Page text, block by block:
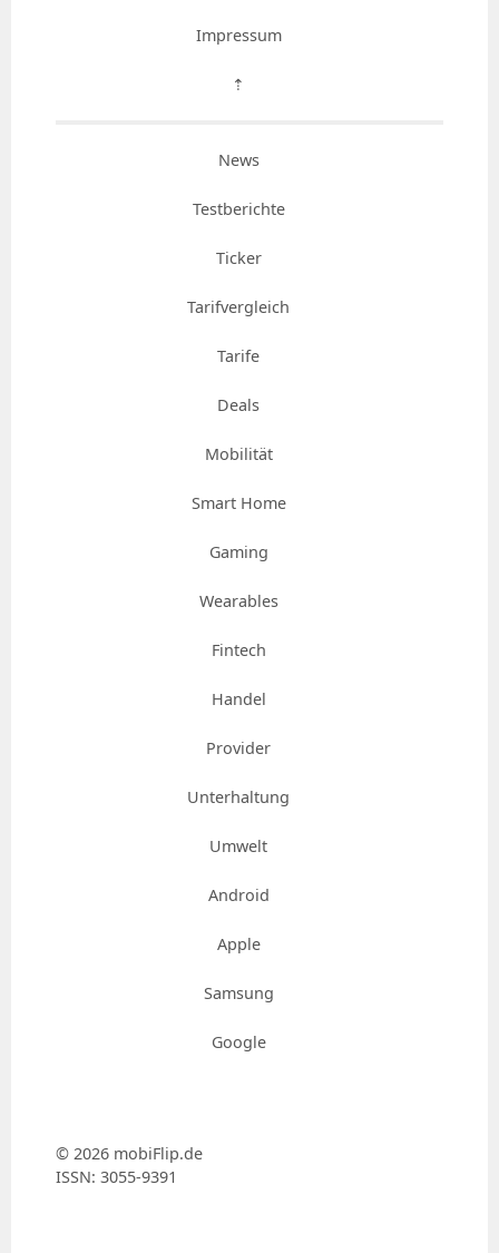
Impressum
⇡
News
Testberichte
Ticker
Tarifvergleich
Tarife
Deals
Mobilität
Smart Home
Gaming
Wearables
Fintech
Handel
Provider
Unterhaltung
Umwelt
Android
Apple
Samsung
Google
© 2026 mobiFlip.de
ISSN: 3055-9391